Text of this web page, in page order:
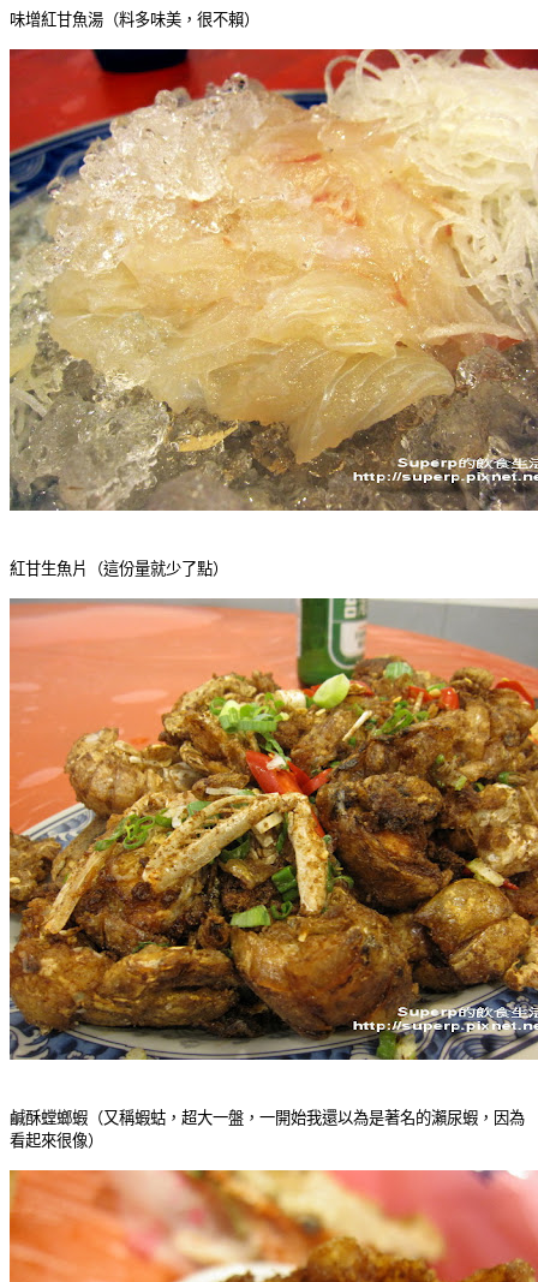
味增紅甘魚湯（料多味美，很不賴）
紅甘生魚片（這份量就少了點）
鹹酥螳螂蝦（又稱蝦蛄，超大一盤，一開始我還以為是著名的瀨尿蝦，因為
看起來很像）